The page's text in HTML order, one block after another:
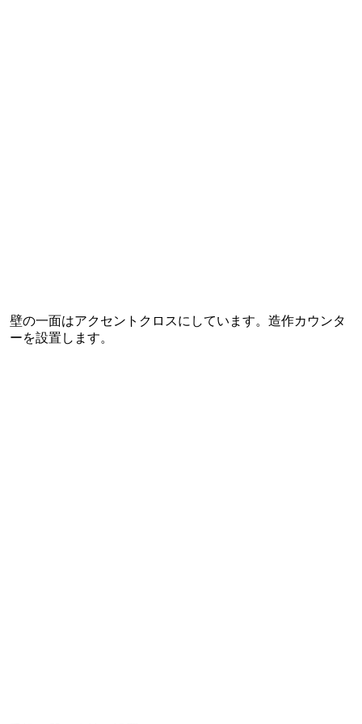
壁の一面はアクセントクロスにしています。造作カウンタ
ーを設置します。